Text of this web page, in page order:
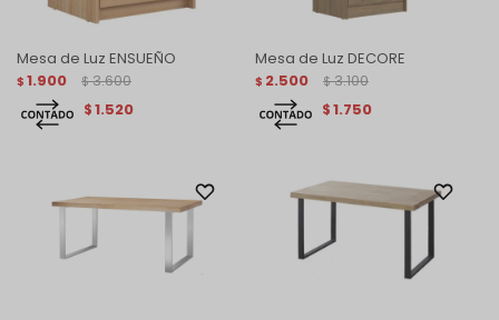
Mesa de Luz ENSUEÑO
$ 1.900 $ 3.600
$1.520
Mesa de Luz DECORE
$ 2.500 $ 3.100
$1.750